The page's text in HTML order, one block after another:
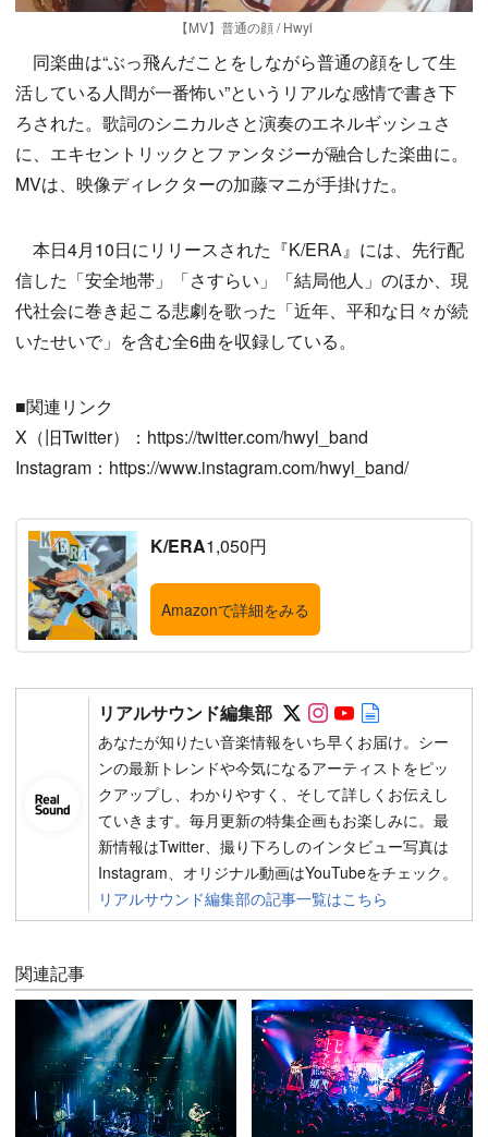
【MV】普通の顔 / Hwyl
同楽曲は“ぶっ飛んだことをしながら普通の顔をして生
活している人間が一番怖い”というリアルな感情で書き下
ろされた。歌詞のシニカルさと演奏のエネルギッシュさ
に、エキセントリックとファンタジーが融合した楽曲に。
MVは、映像ディレクターの加藤マニが手掛けた。
本日4月10日にリリースされた『K/ERA』には、先行配
信した「安全地帯」「さすらい」「結局他人」のほか、現
代社会に巻き起こる悲劇を歌った「近年、平和な日々が続
いたせいで」を含む全6曲を収録している。
■関連リンク
X（旧Twitter）：https://twitter.com/hwyl_band
Instagram：https://www.instagram.com/hwyl_band/
K/ERA1,050円
Amazonで詳細をみる
リアルサウンド編集部 Follow on SNS
Follow on SNS
Follow on
あなたが知りたい音楽情報をいち早くお届け。シー
ンの最新トレンドや今気になるアーティストをピッ
クアップし、わかりやすく、そして詳しくお伝えし
ていきます。毎月更新の特集企画もお楽しみに。最
新情報はTwitter、撮り下ろしのインタビュー写真は
Instagram、オリジナル動画はYouTubeをチェック。
リアルサウンド編集部の記事一覧はこちら
関連記事